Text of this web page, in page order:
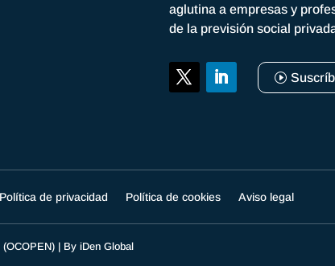
aglutina a empresas y
de la previsión social
Política de privacidad Política de cookies Aviso legal
(OCOPEN) | ByiDen Global